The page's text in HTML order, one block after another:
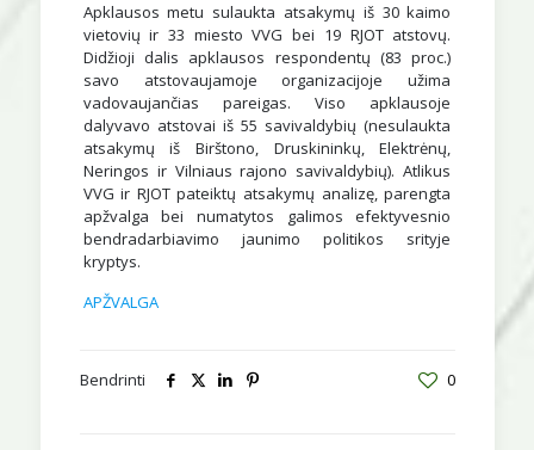
Apklausos metu sulaukta atsakymų iš 30 kaimo
vietovių ir 33 miesto VVG bei 19 RJOT atstovų.
Didžioji dalis apklausos respondentų (83 proc.)
savo atstovaujamoje organizacijoje užima
vadovaujančias pareigas. Viso apklausoje
dalyvavo atstovai iš 55 savivaldybių (nesulaukta
atsakymų iš Birštono, Druskininkų, Elektrėnų,
Neringos ir Vilniaus rajono savivaldybių). Atlikus
VVG ir RJOT pateiktų atsakymų analizę, parengta
apžvalga bei numatytos galimos efektyvesnio
bendradarbiavimo jaunimo politikos srityje
kryptys.
APŽVALGA
Bendrinti 0